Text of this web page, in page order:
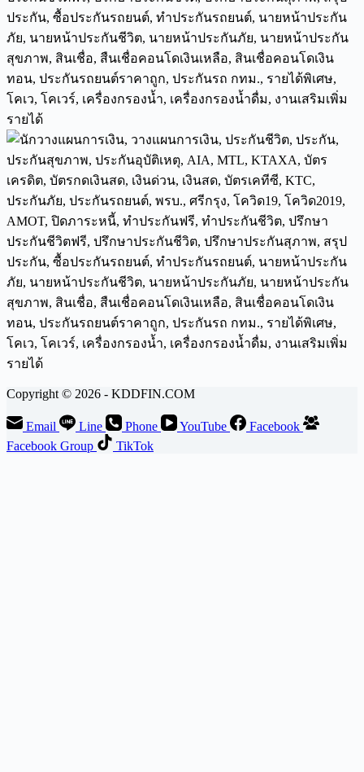
Copyright © 2026 - KDDFIN.COM
Email Line Phone YouTube
Facebook
Facebook Group
TikTok